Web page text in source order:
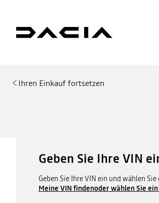
Ihren Einkauf fortsetzen
Geben Sie Ihre VIN
Geben Sie Ihre VIN ein und wählen
Meine VIN findenoder wählen Sie